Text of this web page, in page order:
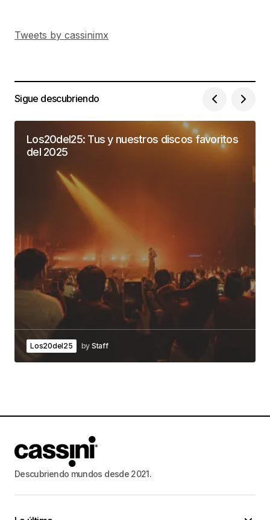
Tweets by cassinimx
Sigue descubriendo
Los20del25: Tus y nuestros discos favoritos
del 2025
Los20del25 by Staff
Descubriendo mundos desde 2021.